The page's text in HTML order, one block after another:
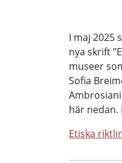
I maj 2025
nya skrift
museer
Sofia
här nedan.
Etiska